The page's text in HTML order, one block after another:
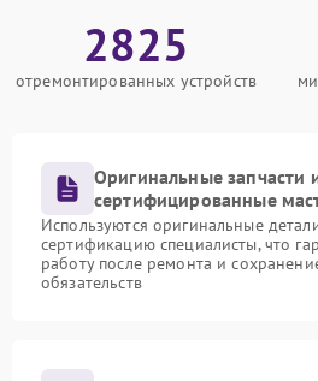
2825
отремонтированных устройств
Оригинальные запчасти
сертифицированные
Используются оригинальные
сертификацию специалисты, что
работу после ремонта и
обязательств